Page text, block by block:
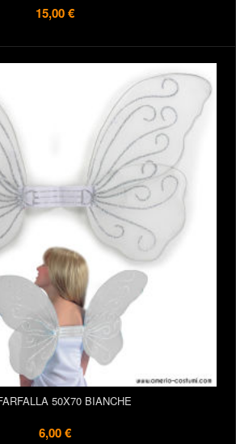
15,00 €
50X70 BIANCHE
6,00 €